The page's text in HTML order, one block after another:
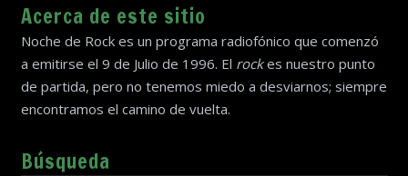
Acerca de este sitio
Noche de Rock es un programa radiofónico que comenzó
a emitirse el 9 de Julio de 1996. El rockes nuestro punto
de partida, pero no tenemos miedo a desviarnos; siempre
encontramos el camino de vuelta.
Búsqueda